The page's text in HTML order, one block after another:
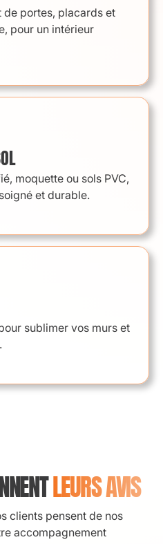
de portes, placards et
pour un intérieur
moquette ou sols PVC,
et durable.
sublimer vos murs et
LEURS AVIS
clients pensent de nos
accompagnement